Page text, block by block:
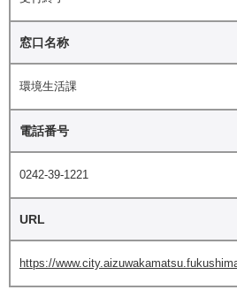
窓口名称
環境生活課
電話番号
0242-39-1221
URL
https://